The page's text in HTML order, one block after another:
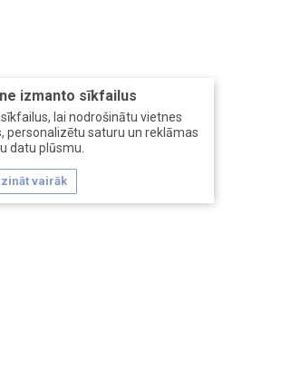
izmanto sīkfailus
lai nodrošinātu vietnes
personalizētu saturu un reklāmas
datu plūsmu.
vairāk